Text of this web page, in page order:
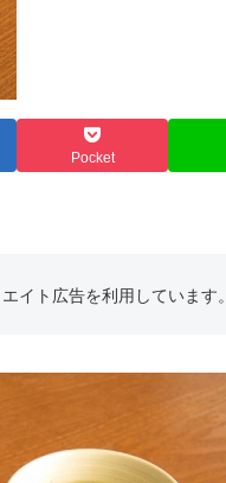
Pocket
イト広告を利用しています。